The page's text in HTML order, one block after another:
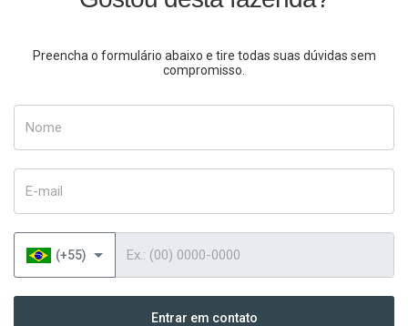
Preencha o formulário abaixo e tire todas suas dúvidas sem
compromisso.
(+55)
Entrar em contato